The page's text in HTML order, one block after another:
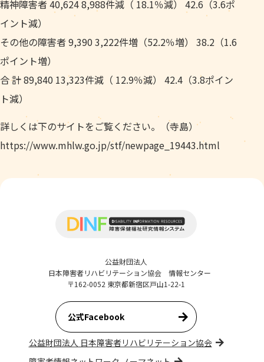
精神障害者 40,624 8,988件減（ 18.1％減） 42.6（3.6ポ
イント減）
その他の障害者 9,390 3,222件増（52.2％増） 38.2（1.6
ポイント増）
合 計 89,840 13,323件減（ 12.9％減） 42.4（3.8ポイン
ト減）
詳しくは下のサイトをご覧ください。（寺島）
https://www.mhlw.go.jp/stf/newpage_19443.html
公益財団法人
日本障害者リハビリテーション協会 情報センター
〒162-0052 東京都新宿区戸山1-22-1
公式Facebook
公益財団法人 日本障害者リハビリテーション協会